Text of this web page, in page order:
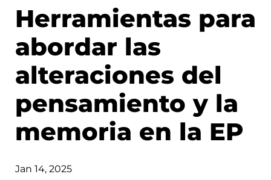
Herramientas para
abordar las
alteraciones del
pensamiento y la
memoria en la EP
Jan 14, 2025